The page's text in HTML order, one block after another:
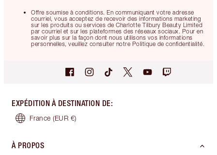
Offre soumise à conditions. En communiquant votre adresse
courriel, vous acceptez de recevoir des informations marketing
sur les produits ou services de Charlotte Tilbury Beauty Limited
par courriel et sur les plateformes des réseaux sociaux. Pour en
savoir plus sur la façon dont nous utilisons vos informations
personnelles, veuillez consulter notre Politique de confidentialité.
EXPÉDITION À DESTINATION DE:
France (EUR €)
À PROPOS